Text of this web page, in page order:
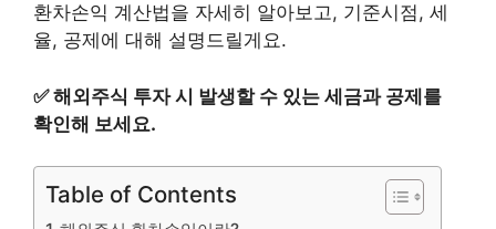
환차손익 계산법을 자세히 알아보고, 기준시점, 세
율, 공제에 대해 설명드릴게요.
✅해외주식 투자 시 발생할 수 있는 세금과 공제를
확인해 보세요.
Table of Contents